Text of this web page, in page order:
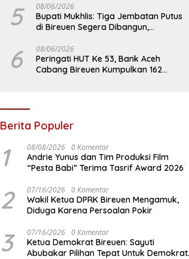
5 08/06/2026
Bupati Mukhlis: Tiga Jembatan Putus
di Bireuen Segera Dibangun,
6 08/06/2026
Peringati HUT Ke 53, Bank Aceh
Cabang Bireuen Kumpulkan 162
Berita Populer
1 08/08/2026 0 Komentar
Andrie Yunus dan Tim Produksi Film
“Pesta Babi” Terima Tasrif Award 2026
2 07/16/2026 0 Komentar
Wakil Ketua DPRK Bireuen Mengamuk,
Diduga Karena Persoalan Pokir
3 07/16/2026 0 Komentar
Ketua Demokrat Bireuen: Sayuti
Abubakar Pilihan Tepat Untuk Demokrat